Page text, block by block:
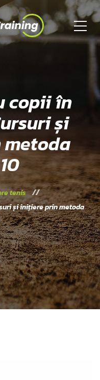
copii în
și
tenis
și inițiere prin metoda